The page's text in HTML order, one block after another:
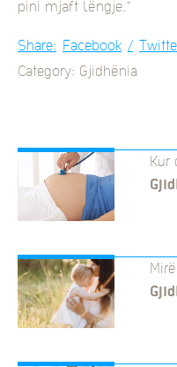
pini mjaft lëngje.”
Share: Facebook
Category: Gjidhënia
Kur